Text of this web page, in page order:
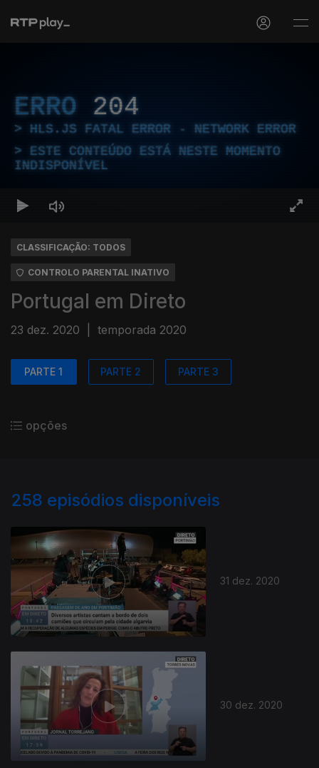
ERRO 204
HLS.JS FATAL ERROR - NETWORK ERROR
ESTE CONTEÚDO ESTÁ NESTE MOMENTO
INDISPONÍVEL
CLASSIFICAÇÃO: TODOS
CONTROLO PARENTAL INATIVO
Portugal em Direto
23 dez. 2020 temporada 2020
PARTE 1 PARTE 2 PARTE 3
opções
258 episódios disponíveis
31 dez. 2020
30 dez. 2020